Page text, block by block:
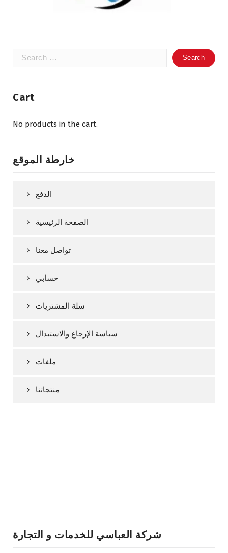
Search
Cart
No products in the cart.
خارطة الموقع
الدفع
الصفحة الرئيسية
تواصل معنا
حسابي
سلة المشتريات
سياسة الإرجاع والاستبدال
ملفات
منتجاتنا
شركة العباسي للخدمات و التجارة